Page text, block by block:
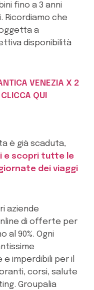
fino a 3 anni
Ricordiamo che
a
disponibilità
VENEZIA X 2
QUI
è già scaduta,
e scopri tutte le
dei viaggi
aziende
di offerte per
90%. Ogni
imperdibili per il
corsi, salute
Groupalia